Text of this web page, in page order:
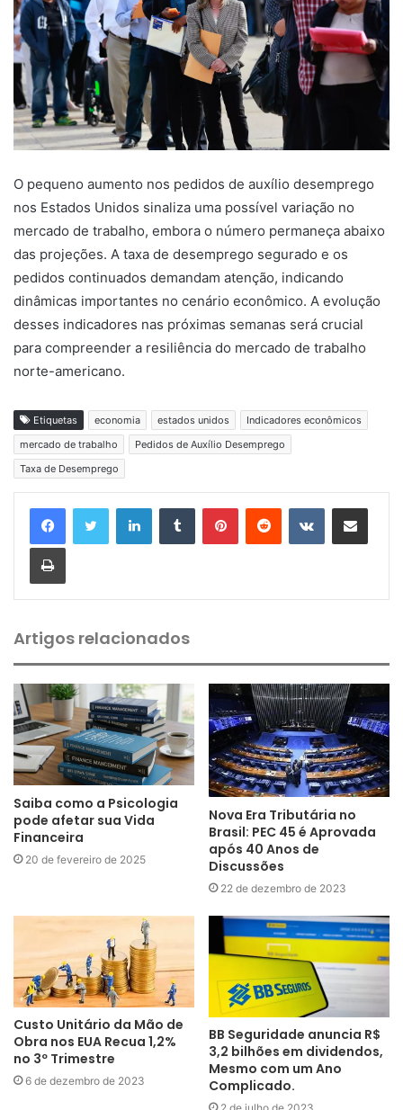
O pequeno aumento nos pedidos de auxílio desemprego
nos Estados Unidos sinaliza uma possível variação no
mercado de trabalho, embora o número permaneça abaixo
das projeções. A taxa de desemprego segurado e os
pedidos continuados demandam atenção, indicando
dinâmicas importantes no cenário econômico. A evolução
desses indicadores nas próximas semanas será crucial
para compreender a resiliência do mercado de trabalho
norte-americano.
Etiquetas economia estados unidos
Indicadores econômicos
mercado de trabalho
Pedidos de Auxílio Desemprego
Taxa de Desemprego
Artigos relacionados
Saiba como a Psicologia
pode afetar sua Vida
Financeira
20 de fevereiro de 2025
Nova Era Tributária no
Brasil: PEC 45 é Aprovada
após 40 Anos de
Discussões
22 de dezembro de 2023
Custo Unitário da Mão de
Obra nos EUA Recua 1,2%
no 3º Trimestre
6 de dezembro de 2023
BB Seguridade anuncia R$
3,2 bilhões em dividendos,
Mesmo com um Ano
Complicado.